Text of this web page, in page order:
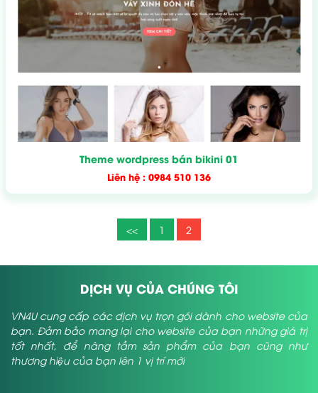
Theme wordpress bán bikini 01
Liên hệ : 0984 510 136
<< 1 2
DỊCH VỤ CỦA CHÚNG TÔI
VN4U cung cấp các dịch vụ trọn gói dành cho website của
bạn. Đảm bảo mang lại cho website của bạn những giá trị
tốt nhất, để nâng tầm sản phẩm của bạn cũng như
thương hiệu của bạn lên 1 vị trí mới